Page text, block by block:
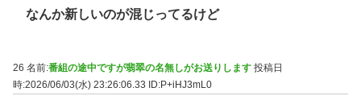
なんか新しいのが混じってるけど
26 名前:番組の途中ですが翡翠の名無しがお送りします 投稿日
時:2026/06/03(水) 23:26:06.33 ID:P+iHJ3mL0